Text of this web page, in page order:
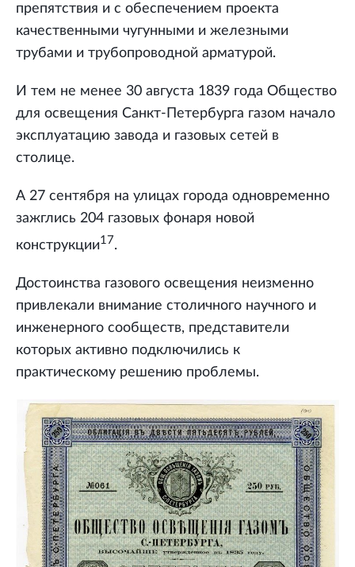
препятствия и с обеспечением проекта
качественными чугунными и железными
трубами и трубопроводной арматурой.
И тем не менее 30 августа 1839 года Общество
для освещения Санкт-Петербурга газом начало
эксплуатацию завода и газовых сетей в
столице.
А 27 сентября на улицах города одновременно
зажглись 204 газовых фонаря новой
конструкции17.
Достоинства газового освещения неизменно
привлекали внимание столичного научного и
инженерного сообществ, представители
которых активно подключились к
практическому решению проблемы.